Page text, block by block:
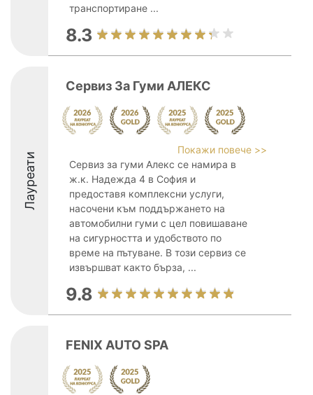
транспортиране ...
8.3
Лауреати
Сервиз За Гуми АЛЕКС
Покажи повече >>
Сервиз за гуми Алекс се намира в
ж.к. Надежда 4 в София и
предоставя комплексни услуги,
насочени към поддържането на
автомобилни гуми с цел повишаване
на сигурността и удобството по
време на пътуване. В този сервиз се
извършват както бърза, ...
9.8
FENIX AUTO SPA